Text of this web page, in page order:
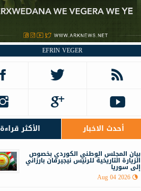
EFRIN VEGER
أحدث الاخبار الأكثر قراءة
‏‏بيان المجلس الوطني الكوردي بخصوص
الزيارة التاريخية للرئيس نيجيرفان بارزاني
إلى سوريا
Aug 04 2026